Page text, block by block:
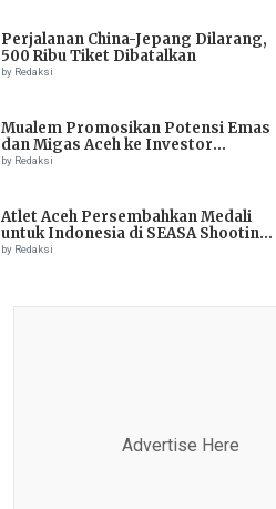
Perjalanan China-Jepang Dilarang,
500 Ribu Tiket Dibatalkan
by Redaksi
Mualem Promosikan Potensi Emas
dan Migas Aceh ke Investor
Tiongkok
by Redaksi
Atlet Aceh Persembahkan Medali
untuk Indonesia di SEASA Shooting
Championship 2025
by Redaksi
Advertise Here